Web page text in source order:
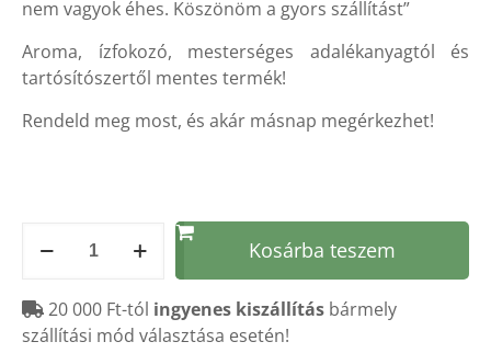
nem vagyok éhes. Köszönöm a gyors szállítást”
Aroma, ízfokozó, mesterséges adalékanyagtól és
tartósítószertől mentes termék!
Rendeld meg most, és akár másnap megérkezhet!
alga
-
125g
Kosárba teszem
20 000 Ft-tól ingyenes kiszállítás bármely
szállítási mód választása esetén!